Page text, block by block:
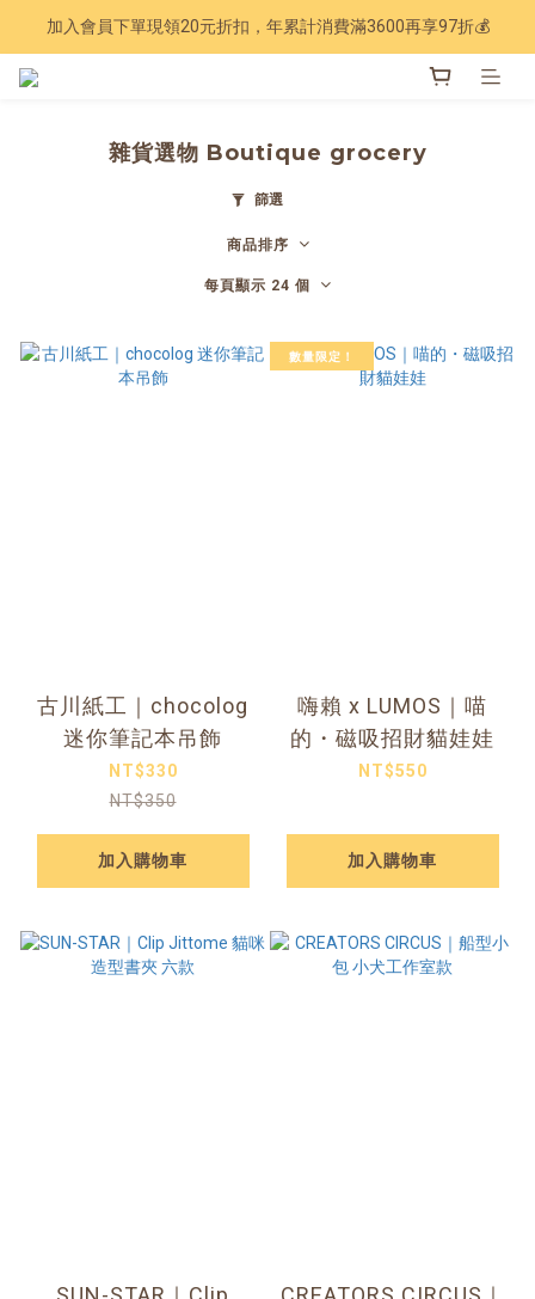
Have a nice trip 🧳 2027手帳季 準備登場
加入會員下單現領20元折扣，年累計消費滿3600再享97折💰
雜貨選物 Boutique grocery
篩選
商品排序
每頁顯示 24 個
古川紙工｜chocolog
迷你筆記本吊飾
NT$330
NT$350
加入購物車
數量限定！
嗨賴 x LUMOS｜喵
的・磁吸招財貓娃娃
NT$550
加入購物車